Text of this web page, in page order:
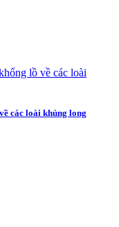
các loài khủng long